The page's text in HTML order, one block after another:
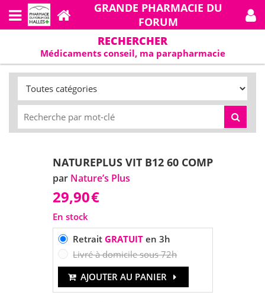
GRANDE PHARMACIE DU
FORUM
RECHERCHER
Médicaments conseil, ma parapharmacie
NATUREPLUS VIT B12 60 COMP
par Nature’s Plus
29,90€
En stock
RetraitGRATUIT en 3h
Livré à domicile sous 72h
AJOUTER AU PANIER